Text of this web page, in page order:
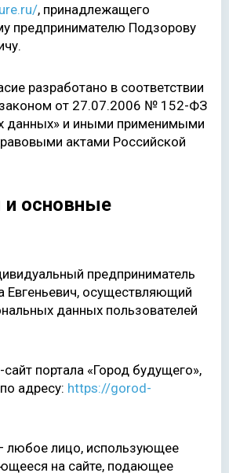
, принадлежащего
предпринимателю Подзорову
разработано в соответствии
от 27.07.2006 № 152-ФЗ
данных» и иными применимыми
актами Российской
основные
предприниматель
Евгеньевич, осуществляющий
данных пользователей
сайт портала «Город будущего»,
адресу: https://gorod-
любое лицо, использующее
на сайте, подающее